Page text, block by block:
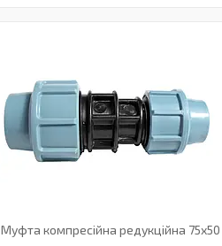
Муфта компресійна редукційна 75х50